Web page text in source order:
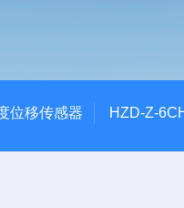
位移传感器 HZD-Z-